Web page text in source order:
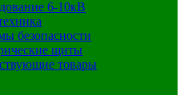
6-10кВ
безопасности
щиты
товары